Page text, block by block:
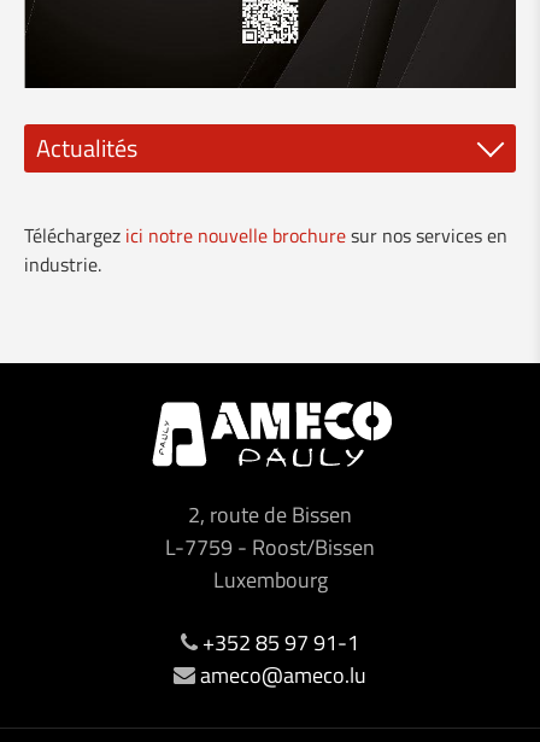
Actualités
NOUVELLES DMG Mori CLX 450 et 550
Visite du Monsieur le Ministre Franz Fayot
Location Vario-Guard
Nouvelle brochure sur nos services en industrie
Nos services pour le secteur de la construction
Made in Luxembourg
Téléchargez ici notre nouvelle brochuresur nos services en
industrie.
2, route de Bissen
L-7759- Roost/Bissen
Luxembourg
+352 85 97 91-1
ameco@ameco.lu